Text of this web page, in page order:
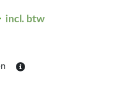
prijs
Huidige prijs is:
incl. btw